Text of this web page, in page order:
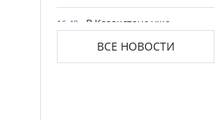
16:49
В Казахстане уже
ВСЕ НОВОСТИ